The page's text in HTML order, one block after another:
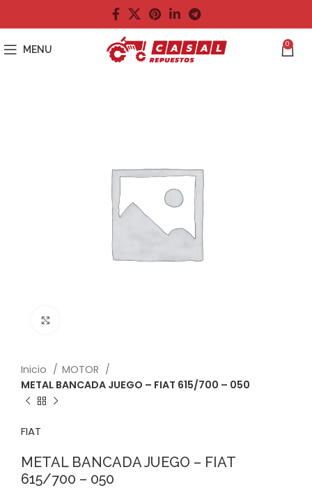
MENU 0
Inicio
MOTOR
METAL BANCADA JUEGO – FIAT 615/700 – 050
FIAT
METAL BANCADA JUEGO – FIAT
615/700 – 050